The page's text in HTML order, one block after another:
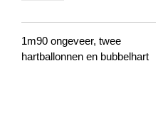
1m90 ongeveer, twee
hartballonnen en bubbelhart